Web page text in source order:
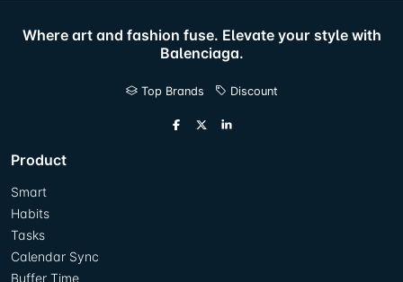
Where art and fashion fuse. Elevate your style with
Balenciaga.
Top Brands Discount
Product
Smart
Habits
Tasks
Calendar Sync
Buffer Time